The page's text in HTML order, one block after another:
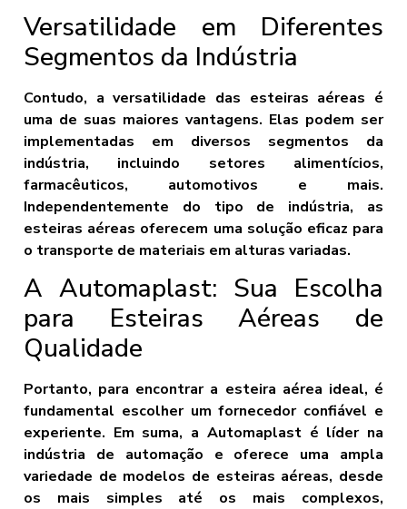
Versatilidade em Diferentes
Segmentos da Indústria
Contudo, a versatilidade das esteiras aéreas é
uma de suas maiores vantagens. Elas podem ser
implementadas em diversos segmentos da
indústria, incluindo setores alimentícios,
farmacêuticos, automotivos e mais.
Independentemente do tipo de indústria, as
esteiras aéreas oferecem uma solução eficaz para
o transporte de materiais em alturas variadas.
A Automaplast: Sua Escolha
para Esteiras Aéreas de
Qualidade
Portanto, para encontrar a esteira aérea ideal, é
fundamental escolher um fornecedor confiável e
experiente. Em suma, a Automaplast é líder na
indústria de automação e oferece uma ampla
variedade de modelos de esteiras aéreas, desde
os mais simples até os mais complexos,